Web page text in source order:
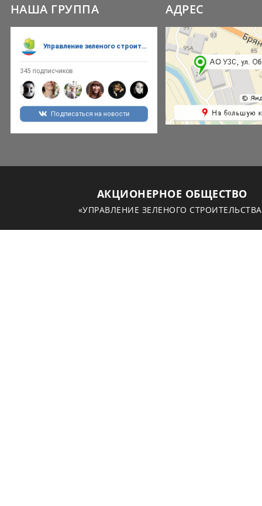
НАША ГРУППА АДРЕС
АКЦИОНЕРНОЕ ОБЩЕСТВО
«УПРАВЛЕНИЕ ЗЕЛЕНОГО